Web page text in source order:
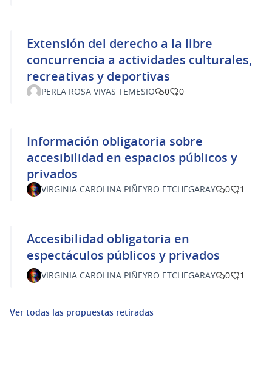
Extensión del derecho a la libre
concurrencia a actividades culturales,
recreativas y deportivas
PERLA ROSA VIVAS TEMESIO 0 0
Información obligatoria sobre
accesibilidad en espacios públicos y
privados
VIRGINIA CAROLINA PIÑEYRO ETCHEGARAY 0 1
Accesibilidad obligatoria en
espectáculos públicos y privados
VIRGINIA CAROLINA PIÑEYRO ETCHEGARAY 0 1
Ver todas las propuestas retiradas